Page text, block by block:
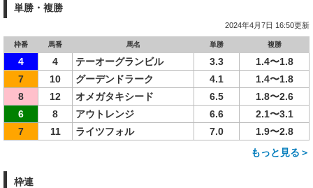
単勝・複勝
2024年4月7日 16:50更新
枠番 馬番 馬名 単勝 複勝
4 4 テーオーグランビル 3.3
1.4〜1.8
7
10 グーデンドラーク 4.1
1.4〜1.8
8
12 オメガタキシード 6.5
1.8〜2.6
6
8 アウトレンジ 6.6
2.1〜3.1
7
11 ライツフォル 7.0
1.9〜2.8
もっと見る＞
枠連